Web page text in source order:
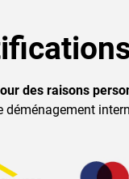
des raisons
déménagement